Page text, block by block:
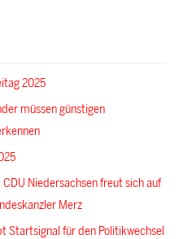
2025
müssen günstigen
Niedersachsen freut sich auf
Merz
Startsignal für den Politikwechsel